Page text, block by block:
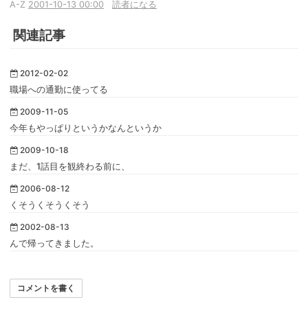
A-Z 2001-10-13 00:00 読者になる
関連記事
2012-02-02
職場への通勤に使ってる
2009-11-05
今年もやっぱりというかなんというか
2009-10-18
まだ、1話目を観終わる前に、
2006-08-12
くそうくそうくそう
2002-08-13
んで帰ってきました。
コメントを書く